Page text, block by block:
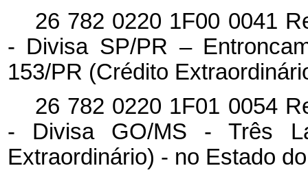
26 782 0220 1F00 0041
- Divisa SP/PR –
153/PR (Crédito
26 782 0220 1F01 0054
- Divisa GO/MS - Três
Extraordinário) - no Estado